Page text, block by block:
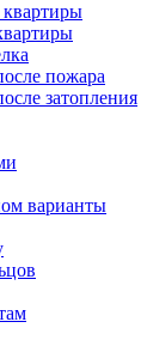
пожара
затопления
варианты